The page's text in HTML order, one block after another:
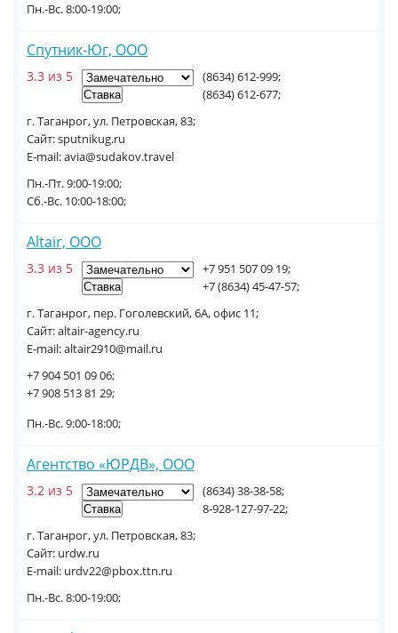
Пн.-Вс. 8:00-19:00;
Спутник-Юг, ООО
3.3 из 5
г. Таганрог, ул. Петровская, 83;
Сайт: sputnikug.ru
E-mail: avia@sudakov.travel
(8634) 612-999;
(8634) 612-677;
Пн.-Пт. 9:00-19:00;
Сб.-Вс. 10:00-18:00;
Altair, ООО
3.3 из 5
г. Таганрог, пер. Гоголевский, 6А, офис 11;
Сайт: altair-agency.ru
E-mail: altair2910@mail.ru
+7 951 507 09 19;
+7 (8634) 45-47-57;
+7 904 501 09 06;
+7 908 513 81 29;
Пн.-Вс. 9:00-18:00;
Агентство «ЮРДВ», ООО
3.2 из 5
г. Таганрог, ул. Петровская, 83;
Сайт: urdw.ru
E-mail: urdv22@pbox.ttn.ru
(8634) 38-38-58;
8-928-127-97-22;
Пн.-Вс. 8:00-19:00;